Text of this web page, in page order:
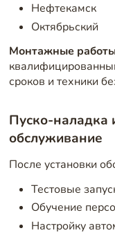
Нефтекамск
Октябрьский
Монтажные
сроков и техники
Пуско-наладка
обслуживание
После установки
Тестовые
Обучение
Настройку